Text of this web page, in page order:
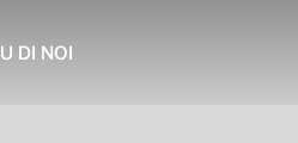
DI NOI